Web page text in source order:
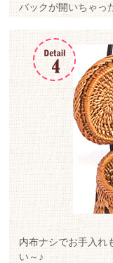
バックが開いちゃっ
内布ナシでお手入れ
い～♪